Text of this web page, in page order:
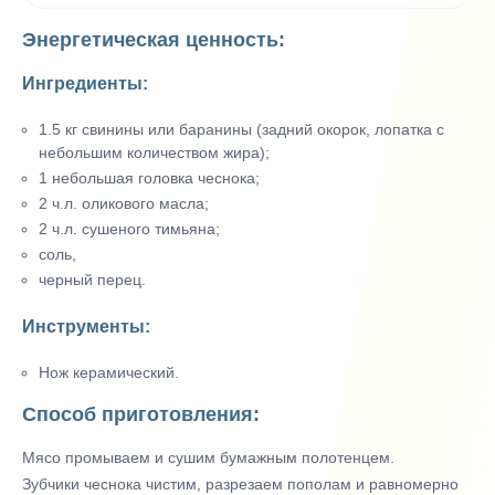
Энергетическая ценность:
Ингредиенты:
1.5 кг свинины или баранины (задний окорок, лопатка с
небольшим количеством жира);
1 небольшая головка чеснока;
2 ч.л. оликового масла;
2 ч.л. сушеного тимьяна;
соль,
черный перец.
Инструменты:
Нож керамический.
Способ приготовления:
Мясо промываем и сушим бумажным полотенцем.
Зубчики чеснока чистим, разрезаем пополам и равномерно